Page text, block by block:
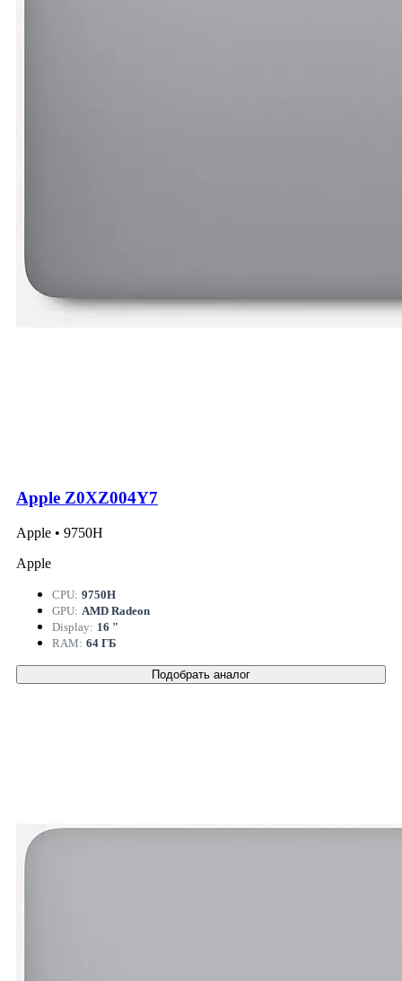
Apple Z0XZ004Y7
Apple • 9750H
Apple
CPU: 9750H
GPU: AMD Radeon
Display: 16 "
RAM: 64 ГБ
Подобрать аналог